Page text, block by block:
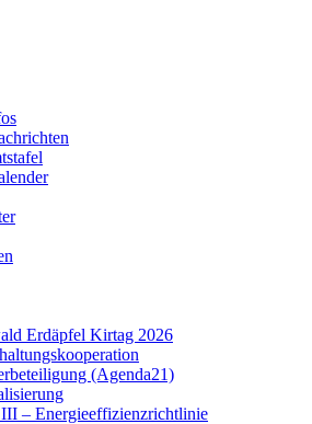
Erdäpfel Kirtag 2026
(Agenda21)
– Energieeffizienzrichtlinie